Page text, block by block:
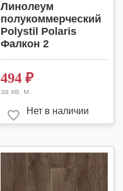
Линолеум
полукоммерческий
Polystil Polaris
Фалкон 2
494 ₽
за кв. м.
Нет в наличии